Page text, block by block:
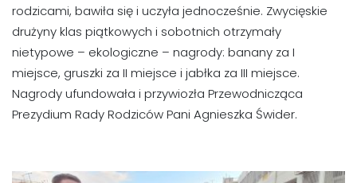
rodzicami, bawiła się i uczyła jednocześnie. Zwycięskie
drużyny klas piątkowych i sobotnich otrzymały
nietypowe – ekologiczne – nagrody: banany za I
miejsce, gruszki za II miejsce i jabłka za III miejsce.
Nagrody ufundowała i przywiozła Przewodnicząca
Prezydium Rady Rodziców Pani Agnieszka Świder.